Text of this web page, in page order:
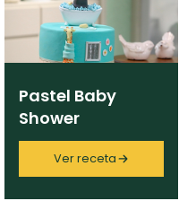
Pastel Baby
Shower
Ver receta